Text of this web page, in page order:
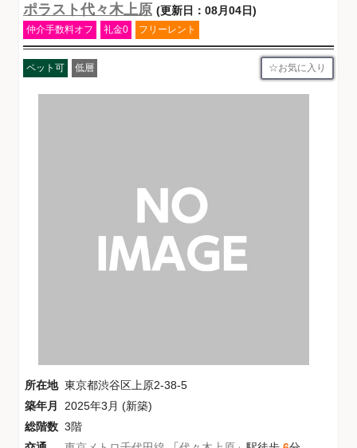
ポラスト代々木上原 (更新日：08月04日)
仲介手数料オフ 礼金0 フリーレント
ペット可 低層 お気に入り
所在地 東京都渋谷区上原2-38-5
築年月
2025年3月 (新築)
総階数 3階